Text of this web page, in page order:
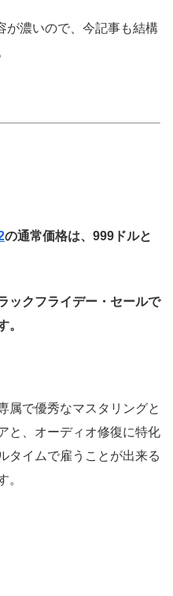
が濃いので、今記事も結構
の通常価格は、999ドルと
ックフライデー・セールで
。
属で優秀なマスタリングと
と、オーディオ修復に特化
タイムで雇うことが出来る
。